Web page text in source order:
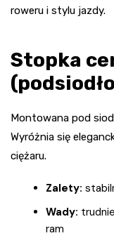
roweru i stylu jazdy.
Stopka
Montowana pod
Wyróżnia się
ciężaru.
Zalety:
Wady:
ram